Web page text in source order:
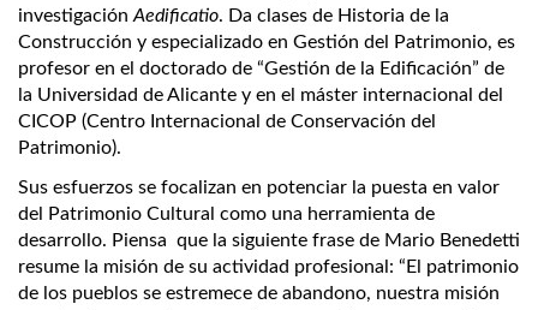
investigación Aedificatio. Da clases de Historia de la
Construcción y especializado en Gestión del Patrimonio, es
profesor en el doctorado de “Gestión de la Edificación” de
la Universidad de Alicante y en el máster internacional del
CICOP (Centro Internacional de Conservación del
Patrimonio).
Sus esfuerzos se focalizan en potenciar la puesta en valor
del Patrimonio Cultural como una herramienta de
desarrollo. Piensa que la siguiente frase de Mario Benedetti
resume la misión de su actividad profesional: “El patrimonio
de los pueblos se estremece de abandono, nuestra misión